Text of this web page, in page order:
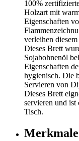
100%
Holzart mit
Eigenschaften
verleihen
Dieses Brett
Sojabohnenöl
Eigenschaften
hygienisch. Die
Servieren von
Dieses Brett
servieren und ist
Tisch.
Merkmale